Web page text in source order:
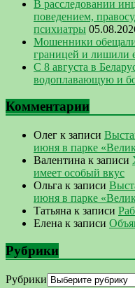
В расследовании
поведением,
психиатры
Мошенники обещали
границей и лишили
С 8 августа в
водоплавающую и
Комментарии
Олег к записи
июня в парке
Валентина к записи
имеет особый вкус
Ольга к записи
июня в парке
Татьяна к записи
Елена к записи
Рубрики
Рубрики